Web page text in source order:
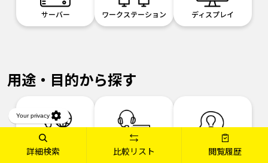
サーバー ワークステーション ディスプレイ
用途・目的から探す
一般向け
ゲーミングPC
クリエイティブ向け
詳細検索 比較リスト 閲覧履歴